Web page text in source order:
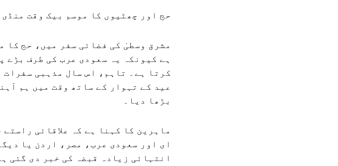
حج اور چھٹیوں کا موسم بیک وقت
مشرق وسطیٰ کی فضائی سفر میں، حج کا
ہے کیونکہ یہ سعودی عرب کی طرف بڑے
کرتا ہے۔ تاہم، اس سال مذہبی سفرات
عید کے تہوار کے ساتھ وقت میں ہم
بڑھا دیا۔
ماہرین کا کہنا ہے کہ علاقائی
ای اور سعودی عرب، مصر، اردن یا
انتہائی زیادہ قبضہ کی خبر دی گئی